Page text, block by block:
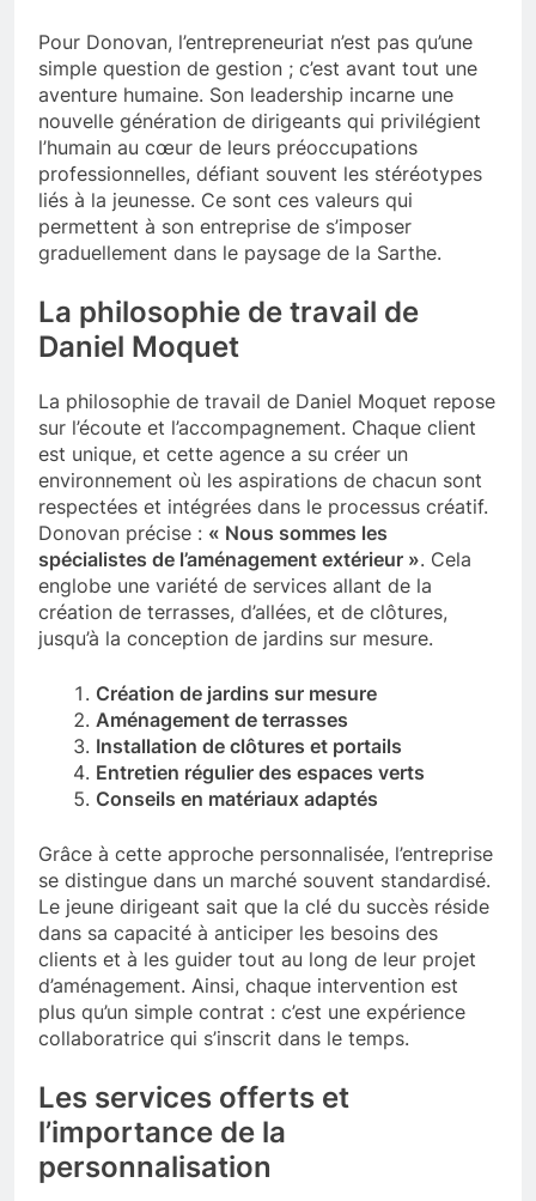
Pour Donovan, l’entrepreneuriat n’est pas qu’une
simple question de gestion ; c’est avant tout une
aventure humaine. Son leadership incarne une
nouvelle génération de dirigeants qui privilégient
l’humain au cœur de leurs préoccupations
professionnelles, défiant souvent les stéréotypes
liés à la jeunesse. Ce sont ces valeurs qui
permettent à son entreprise de s’imposer
graduellement dans le paysage de la Sarthe.
La philosophie de travail de
Daniel Moquet
La philosophie de travail de Daniel Moquet repose
sur l’écoute et l’accompagnement. Chaque client
est unique, et cette agence a su créer un
environnement où les aspirations de chacun sont
respectées et intégrées dans le processus créatif.
Donovan précise : « Nous sommes les
spécialistes de l’aménagement extérieur ». Cela
englobe une variété de services allant de la
création de terrasses, d’allées, et de clôtures,
jusqu’à la conception de jardins sur mesure.
Création de jardins sur mesure
Aménagement de terrasses
Installation de clôtures et portails
Entretien régulier des espaces verts
Conseils en matériaux adaptés
Grâce à cette approche personnalisée, l’entreprise
se distingue dans un marché souvent standardisé.
Le jeune dirigeant sait que la clé du succès réside
dans sa capacité à anticiper les besoins des
clients et à les guider tout au long de leur projet
d’aménagement. Ainsi, chaque intervention est
plus qu’un simple contrat : c’est une expérience
collaboratrice qui s’inscrit dans le temps.
Les services offerts et
l’importance de la
personnalisation